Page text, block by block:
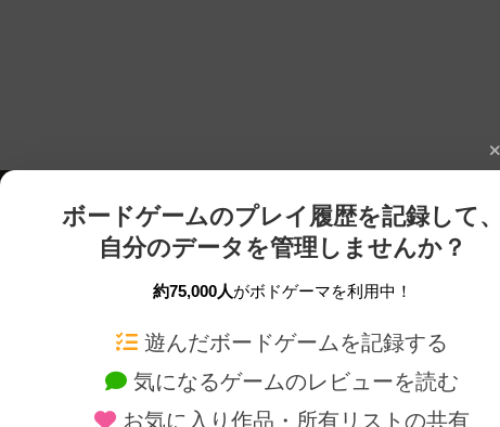
ボードゲームのプレイ履歴を記録して、
自分のデータを管理しませんか？
約75,000人がボドゲーマを利用中！
遊んだボードゲームを記録する
気になるゲームのレビューを読む
お気に入り作品・所有リストの共有
ボードゲームを検索する 新作・再入荷情報